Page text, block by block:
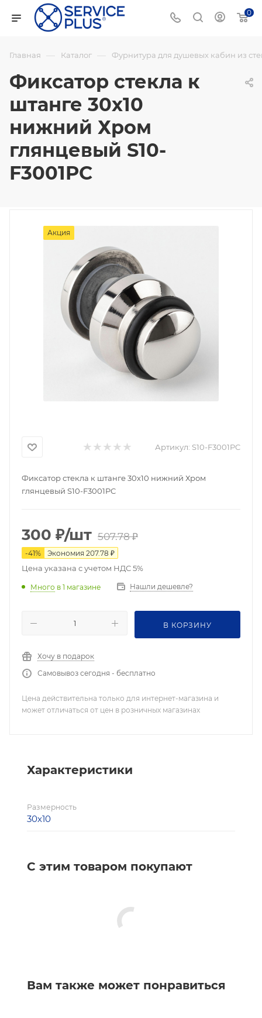
0
Главная — Каталог — Фурнитура для душевых кабин из
Фиксатор стекла к
штанге 30х10
нижний Хром
глянцевый S10-
F3001PC
Акция
Артикул: S10-F3001PC
Фиксатор стекла к штанге 30х10 нижний Хром
глянцевый S10-F3001PC
300 ₽/шт 507.78₽
-41% Экономия 207.78 ₽
Цена указана с учетом НДС 5%
Много в 1 магазине Нашли дешевле?
В КОРЗИНУ
Хочу в подарок
Самовывоз сегодня - бесплатно
Цена действительна только для интернет-магазина и
может отличаться от цен в розничных магазинах
Характеристики
Размерность
30х10
С этим товаром покупают
Вам также может понравиться